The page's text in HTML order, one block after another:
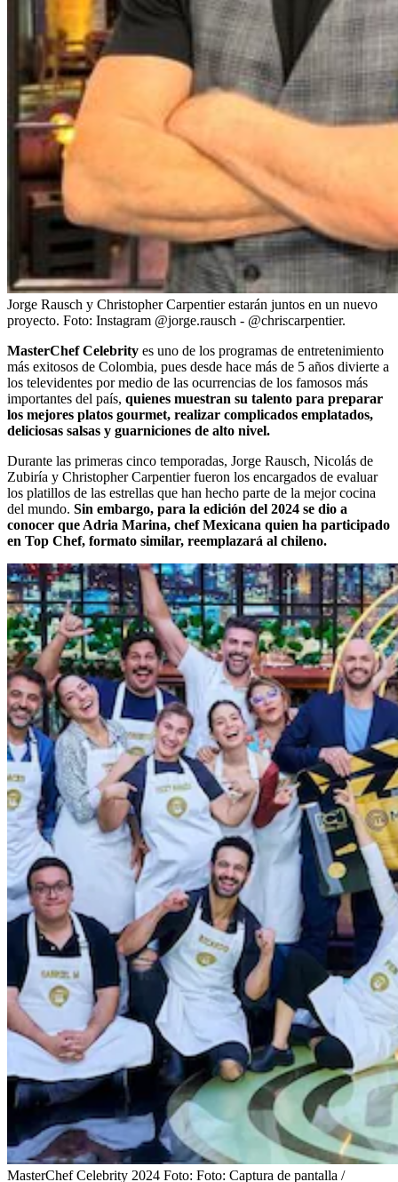
Jorge Rausch y Christopher Carpentier estarán juntos en un nuevo
proyecto. Foto: Instagram @jorge.rausch - @chriscarpentier.
MasterChef Celebrity es uno de los programas de entretenimiento
más exitosos de Colombia, pues desde hace más de 5 años divierte a
los televidentes por medio de las ocurrencias de los famosos más
importantes del país, quienes muestran su talento para preparar
los mejores platos gourmet, realizar complicados emplatados,
deliciosas salsas y guarniciones de alto nivel.
Durante las primeras cinco temporadas, Jorge Rausch, Nicolás de
Zubiría y Christopher Carpentier fueron los encargados de evaluar
los platillos de las estrellas que han hecho parte de la mejor cocina
del mundo. Sin embargo, para la edición del 2024 se dio a
conocer que Adria Marina, chef Mexicana quien ha participado
en Top Chef, formato similar, reemplazará al chileno.
MasterChef Celebrity 2024 Foto: Foto: Captura de pantalla /